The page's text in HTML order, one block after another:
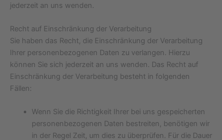
jederzeit an uns wenden.
Recht auf Einschränkung der Verarbeitung
Sie haben das Recht, die Einschränkung der Verarbeitung
Ihrer personenbezogenen Daten zu verlangen. Hierzu
können Sie sich jederzeit an uns wenden. Das Recht auf
Einschränkung der Verarbeitung besteht in folgenden
Fällen:
Wenn Sie die Richtigkeit Ihrer bei uns gespeicherten
personenbezogenen Daten bestreiten, benötigen wir
in der Regel Zeit, um dies zu überprüfen. Für die Dauer